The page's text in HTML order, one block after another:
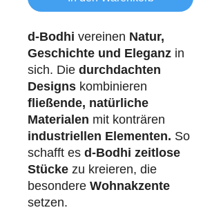
d-Bodhi vereinen Natur,
Geschichte und Eleganz in
sich. Die durchdachten
Designs kombinieren
fließende, natürliche
Materialen mit konträren
industriellen Elementen. So
schafft es d-Bodhi zeitlose
Stücke zu kreieren, die
besondere Wohnakzente
setzen.